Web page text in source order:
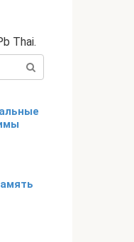
Thai.